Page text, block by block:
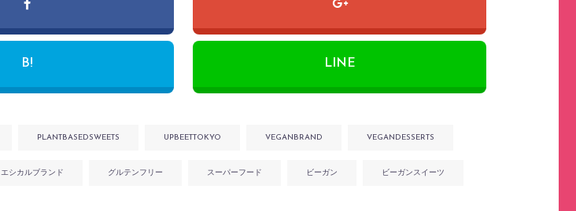
B! LINE
PLANTBASEDSWEETS UPBEETTOKYO VEGANBRAND VEGANDESSERTS
エシカルブランド グルテンフリー スーパーフード ビーガン ビーガンスイーツ